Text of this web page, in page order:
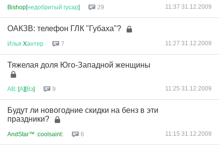
Bishop[недобритый гусар] 29 11:37 31.12.2009
ОАКЗВ: телефон ГЛК "Губаха"?
Илья Xантер 7 11:27 31.12.2009
Тяжелая доля Юго-Западной женщины
АВ: [А][Вэ] 9 11:25 31.12.2009
Будут ли новогодние скидки на бенз в эти
праздники?
AndStar™ :coolsaint: 6 11:15 31.12.2009